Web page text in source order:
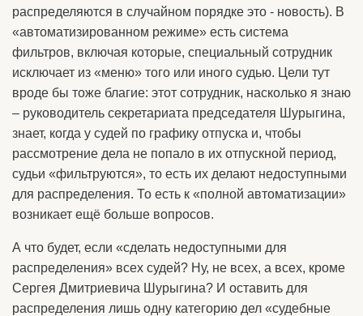
распределяются в случайном порядке это - новость). В
«автоматизированном режиме» есть система
фильтров, включая которые, специальный сотрудник
исключает из «меню» того или иного судью. Цели тут
вроде бы тоже благие: этот сотрудник, насколько я знаю
– руководитель секретариата председателя Шурыгина,
знает, когда у судей по графику отпуска и, чтобы
рассмотрение дела не попало в их отпускной период,
судьи «фильтруются», то есть их делают недоступными
для распределения. То есть к «полной автоматизации»
возникает ещё больше вопросов.
А что будет, если «сделать недоступными для
распределения» всех судей? Ну, не всех, а всех, кроме
Сергея Дмитриевича Шурыгина? И оставить для
распределения лишь одну категорию дел «судебные